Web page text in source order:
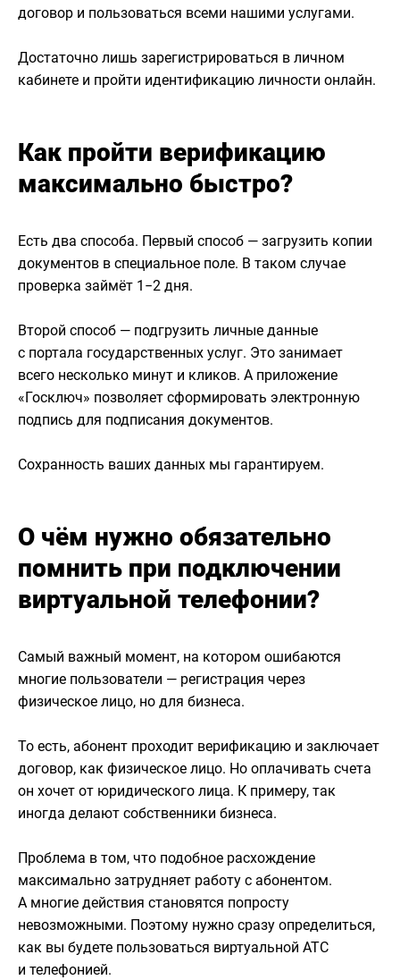
договор и пользоваться всеми нашими услугами.
Достаточно лишь зарегистрироваться в личном
кабинете и пройти идентификацию личности онлайн.
Как пройти верификацию
максимально быстро?
Есть два способа. Первый способ — загрузить копии
документов в специальное поле. В таком случае
проверка займёт 1−2 дня.
Второй способ — подгрузить личные данные
с портала государственных услуг. Это занимает
всего несколько минут и кликов. А приложение
«Госключ» позволяет сформировать электронную
подпись для подписания документов.
Сохранность ваших данных мы гарантируем.
О чём нужно обязательно
помнить при подключении
виртуальной телефонии?
Самый важный момент, на котором ошибаются
многие пользователи — регистрация через
физическое лицо, но для бизнеса.
То есть, абонент проходит верификацию и заключает
договор, как физическое лицо. Но оплачивать счета
он хочет от юридического лица. К примеру, так
иногда делают собственники бизнеса.
Проблема в том, что подобное расхождение
максимально затрудняет работу с абонентом.
А многие действия становятся попросту
невозможными. Поэтому нужно сразу определиться,
как вы будете пользоваться виртуальной АТС
и телефонией.